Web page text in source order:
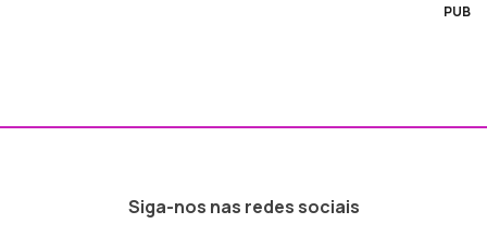
PUB
Siga-nos nas redes sociais